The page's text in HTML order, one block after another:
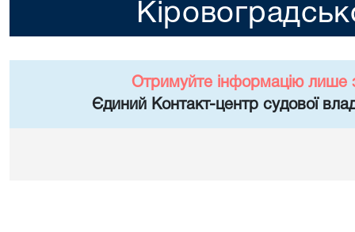
Отримуйте інформацію лише
Єдиний Контакт-центр судової